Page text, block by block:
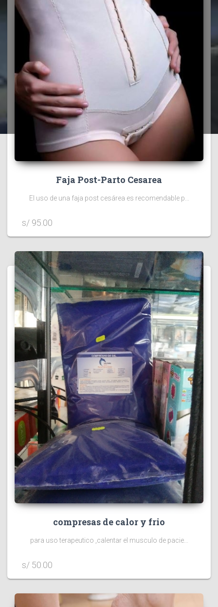
Faja Post-Parto Cesarea
El uso de una faja post cesárea es recomendable p...
s/ 95.00
compresas de calor y frio
para uso terapeutico ,calentar el musculo de pacie...
s/ 50.00